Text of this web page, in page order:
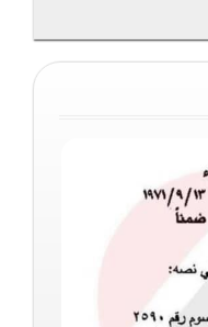
اللوحات المميزة وفقا
للمادة 27 من القانون رقم 144 تاريخ 2019/07/31
الآليات ذات